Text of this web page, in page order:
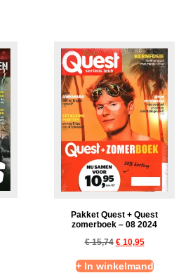
Pakket Quest + Quest
zomerboek – 08 2024
€15,74 €10,95
+ In winkelmand